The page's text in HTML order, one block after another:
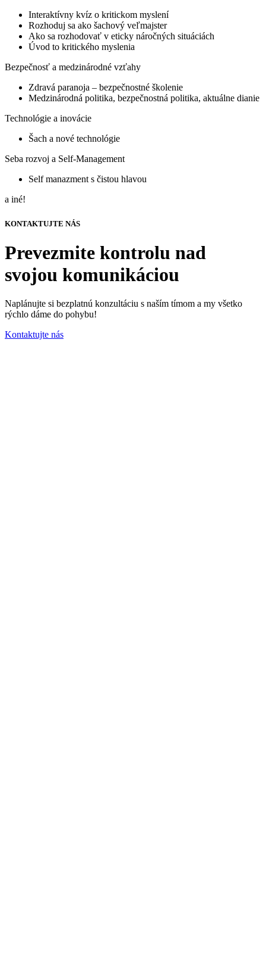
Interaktívny kvíz o kritickom myslení
Rozhoduj sa ako šachový veľmajster
Ako sa rozhodovať v eticky náročných situáciách
Úvod to kritického myslenia
Bezpečnosť a medzinárodné vzťahy
Zdravá paranoja – bezpečnostné školenie
Medzinárodná politika, bezpečnostná politika, aktuálne dianie
Technológie a inovácie
Šach a nové technológie
Seba rozvoj a Self-Management
Self manazment s čistou hlavou
a iné!
KONTAKTUJTE NÁS
Prevezmite kontrolu nad
svojou komunikáciou
Naplánujte si bezplatnú konzultáciu s naším tímom a my všetko
rýchlo dáme do pohybu!
Kontaktujte nás